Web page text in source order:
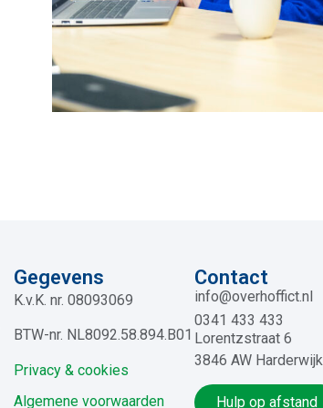
Gegevens
K.v.K. nr. 08093069
BTW-nr. NL8092.58.894.B01
Privacy & cookies
Algemene voorwaarden
Contact
info@overhoffict.nl
0341 433 433
Lorentzstraat 6
3846 AW Harderwijk
Hulp op afstand